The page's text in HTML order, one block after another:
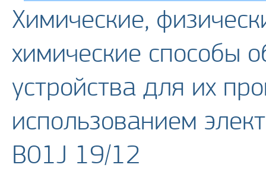
Химические,
химические способы
устройства для их
использованием
B01J 19/12